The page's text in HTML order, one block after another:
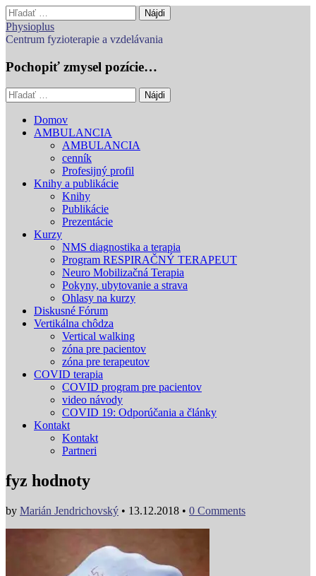
Hľadať:
Physioplus
Centrum fyzioterapie a vzdelávania
Pochopiť zmysel pozície…
Hľadať:
Main
menu
Skip
Domov
AMBULANCIA
AMBULANCIA
cenník
Profesijný profil
Knihy a publikácie
Knihy
Publikácie
Prezentácie
Kurzy
NMS diagnostika a terapia
Program RESPIRAČNÝ TERAPEUT
Neuro Mobilizačná Terapia
Pokyny, ubytovanie a strava
Ohlasy na kurzy
Diskusné Fórum
Vertikálna chôdza
Vertical walking
zóna pre pacientov
zóna pre terapeutov
COVID terapia
COVID program pre pacientov
video návody
COVID 19: Odporúčania a články
Kontakt
Kontakt
Partneri
fyz hodnoty
by Marián Jendrichovský • 13.12.2018 • 0 Comments